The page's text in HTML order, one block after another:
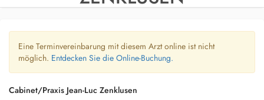
Eine Terminvereinbarung mit diesem Arzt online ist nicht
möglich. Entdecken Sie die Online-Buchung.
Cabinet/Praxis Jean-Luc Zenklusen